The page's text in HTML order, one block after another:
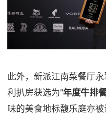
此外，新派江南菜餐厅
利扒房获选为"年度牛排
味的美食地标馥乐庭亦